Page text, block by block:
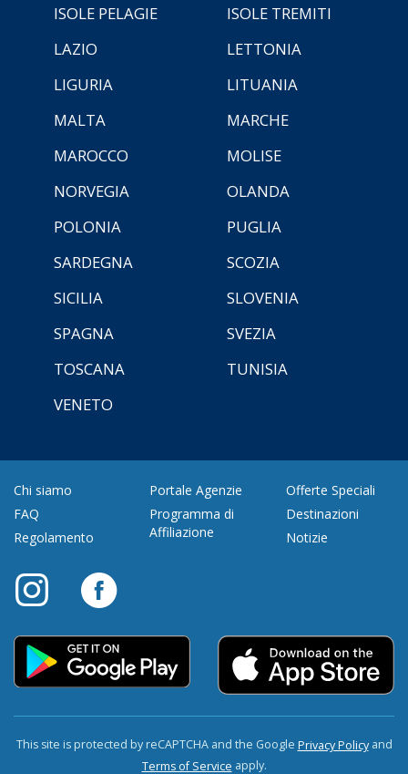
ISOLE PELAGIE
ISOLE TREMITI
LAZIO
LETTONIA
LIGURIA
LITUANIA
MALTA
MARCHE
MAROCCO
MOLISE
NORVEGIA
OLANDA
POLONIA
PUGLIA
SARDEGNA
SCOZIA
SICILIA
SLOVENIA
SPAGNA
SVEZIA
TOSCANA
TUNISIA
VENETO
Chi siamo
FAQ
Regolamento
Portale Agenzie
Programma di
Affiliazione
Offerte Speciali
Destinazioni
Notizie
This site is protected by reCAPTCHA and the Google Privacy Policyand
Terms of Service apply.